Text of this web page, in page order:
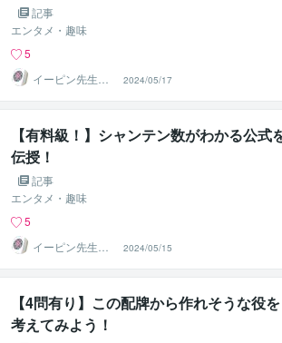
記事
エンタメ・趣味
5
イーピン先生＠
麻雀段位検定保
持者
2024/05/17
【有料級！】シャンテン数がわかる公式
伝授！
記事
エンタメ・趣味
5
イーピン先生＠
麻雀段位検定保
持者
2024/05/15
【4問有り】この配牌から作れそうな役を
考えてみよう！